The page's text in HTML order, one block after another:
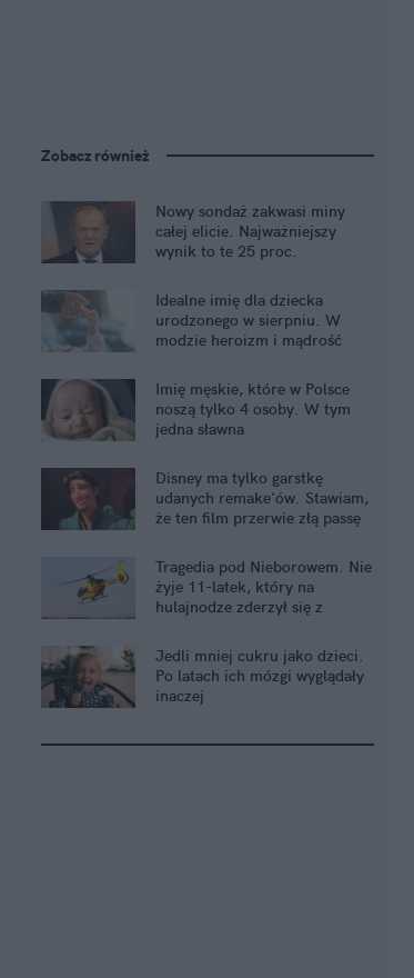
Zobacz również
Nowy sondaż zakwasi miny
całej elicie. Najważniejszy
wynik to te 25 proc.
Idealne imię dla dziecka
urodzonego w sierpniu. W
modzie heroizm i mądrość
Imię męskie, które w Polsce
noszą tylko 4 osoby. W tym
jedna sławna
Disney ma tylko garstkę
udanych remake'ów. Stawiam,
że ten film przerwie złą passę
Tragedia pod Nieborowem. Nie
żyje 11-latek, który na
hulajnodze zderzył się z
Jedli mniej cukru jako dzieci.
Po latach ich mózgi wyglądały
inaczej